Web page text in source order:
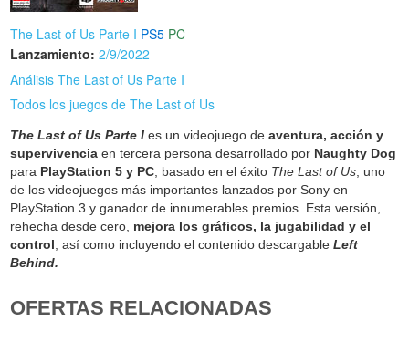
The Last of Us Parte I PS5 PC
Lanzamiento: 2/9/2022
Análisis The Last of Us Parte I
Todos los juegos de The Last of Us
The Last of Us Parte I es un videojuego deaventura, acción y
supervivencia en tercera persona desarrollado por Naughty Dog
para PlayStation 5 y PC , basado en el éxito The Last of Us , uno
de los videojuegos más importantes lanzados por Sony en
PlayStation 3 y ganador de innumerables premios. Esta versión,
rehecha desde cero, mejora los gráficos, la jugabilidad y el
control , así como incluyendo el contenido descargableLeft
Behind.
OFERTAS RELACIONADAS